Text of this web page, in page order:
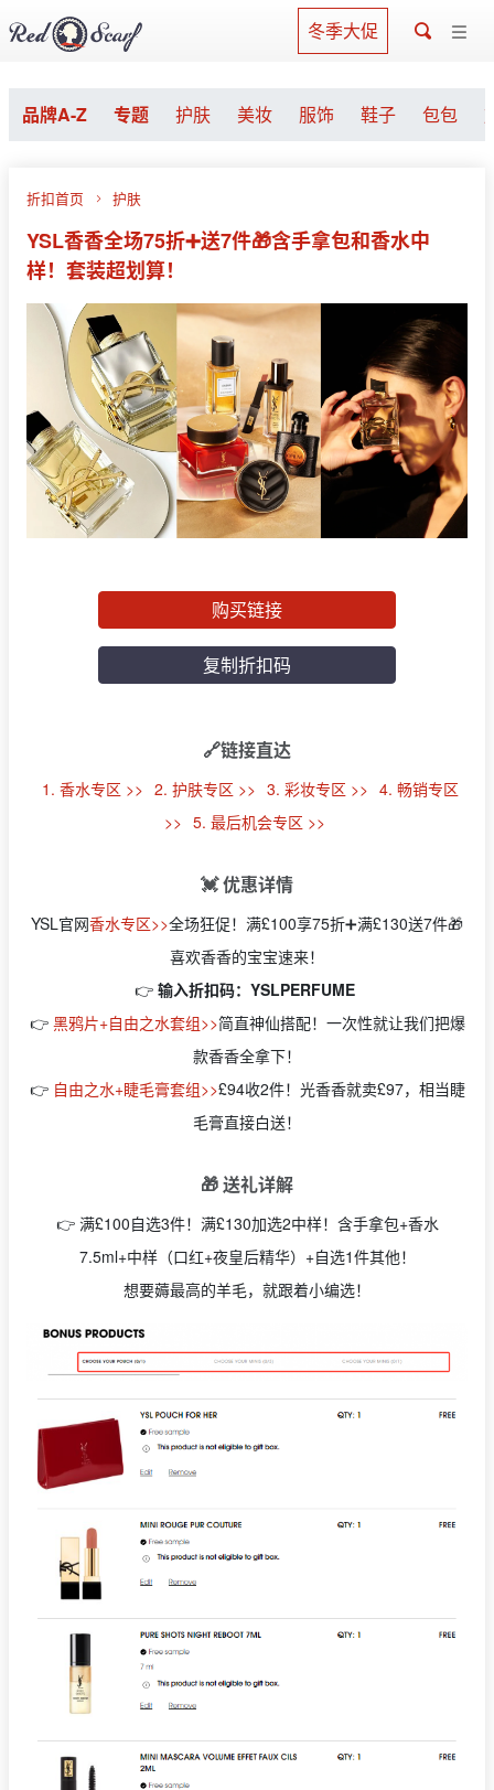
冬季大促
品牌A-Z 专题 护肤 美妆 服饰 鞋子 包包
折扣首页 护肤
YSL香香全场75折➕送7件🎁含手拿包和香水中
样！套装超划算！
购买链接
复制折扣码
🔗链接直达
1. 香水专区 >> 2. 护肤专区 >> 3. 彩妆专区 >> 4. 畅销专区
>> 5. 最后机会专区 >>
💓 优惠详情
YSL官网香水专区>>全场狂促！满£100享75折➕满£130送7件🎁
喜欢香香的宝宝速来！
👉 输入折扣码：YSLPERFUME
👉 黑鸦片+自由之水套组>>简直神仙搭配！一次性就让我们把爆
款香香全拿下！
👉 自由之水+睫毛膏套组>>£94收2件！光香香就卖£97，相当睫
毛膏直接白送！
🎁 送礼详解
👉 满£100自选3件！满£130加选2中样！含手拿包+香水
7.5ml+中样（口红+夜皇后精华）+自选1件其他！
想要薅最高的羊毛，就跟着小编选！